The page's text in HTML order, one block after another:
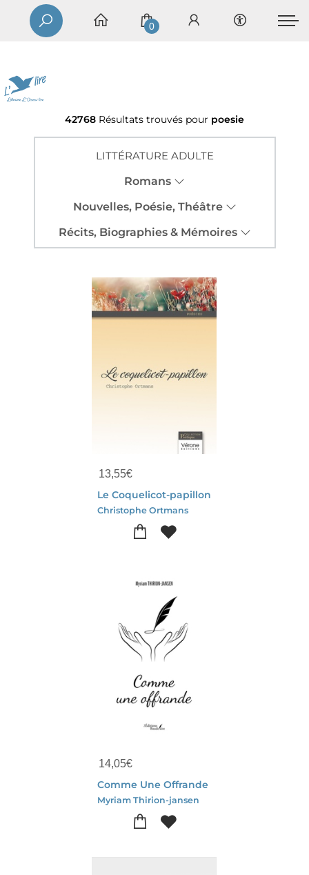
0
42768 Résultats trouvés pour poesie
LITTÉRATURE ADULTE
Romans
Nouvelles, Poésie, Théâtre
Récits, Biographies & Mémoires
13,55€
Le Coquelicot-papillon
Christophe Ortmans
14,05€
Comme Une Offrande
Myriam Thirion-jansen